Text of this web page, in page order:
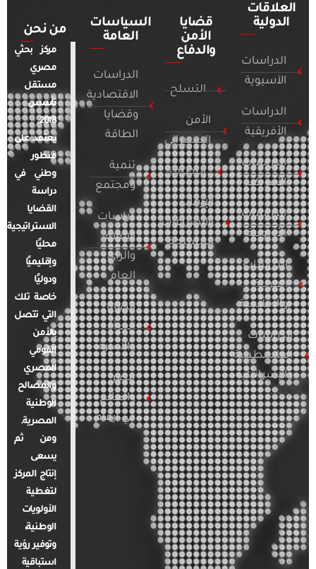
العلاقات
الدولية
الدراسات
الآسيوية
الدراسات
الأفريقية
الدراسات
الأمريكية
الدراسات
الأوروبية
الدراسات
العربية
والإقليمية
الدراسات
الفلسطينية
والإسرائيلية
قضايا
الأمن
والدفاع
التسلح
الأمن
السيبراني
التطرف
الإرهاب
والصراعات
المسلحة
السياسات
العامة
الدراسات
الاقتصادية
وقضايا
الطاقة
تنمية
ومجتمع
دراسات
الإعلام
والرأي
العام
قضايا
المرأة
والأسرة
مصر
والعالم
في أرقام
من نحن
مركز بحثي
مصري
مستقل
تأسس
2018.
يعتمد على
منظور
وطني في
دراسة
القضايا
الاستراتيجية
محليًا
وإقليميًا
ودوليًا
خاصة تلك
التي تتصل
بالأمن
القومي
المصري
والمصالح
الوطنية
المصرية.
ومن ثم
يسعى
إنتاج المركز
لتغطية
الأولويات
الوطنية،
وتوفير رؤية
استباقية